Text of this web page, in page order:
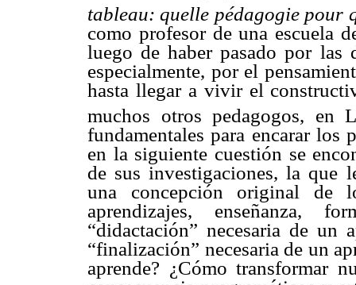
tableau: quelle pédagogie pour
como profesor de una escuela
luego de haber pasado por las
especialmente, por el
hasta llegar a vivir el
muchos otros pedagogos, en
fundamentales para encarar los
en la siguiente cuestión se
de sus investigaciones, la que
una concepción original de
aprendizajes, enseñanza,
“didactación” necesaria de
“finalización” necesaria de un
aprende? ¿Cómo transformar